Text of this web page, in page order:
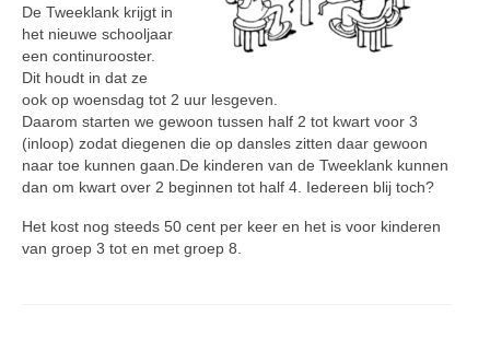
De Tweeklank krijgt in
het nieuwe schooljaar
een continurooster.
Dit houdt in dat ze
ook op woensdag tot 2 uur lesgeven.
Daarom starten we gewoon tussen half 2 tot kwart voor 3
(inloop) zodat diegenen die op dansles zitten daar gewoon
naar toe kunnen gaan.De kinderen van de Tweeklank kunnen
dan om kwart over 2 beginnen tot half 4. Iedereen blij toch?
Het kost nog steeds 50 cent per keer en het is voor kinderen
van groep 3 tot en met groep 8.